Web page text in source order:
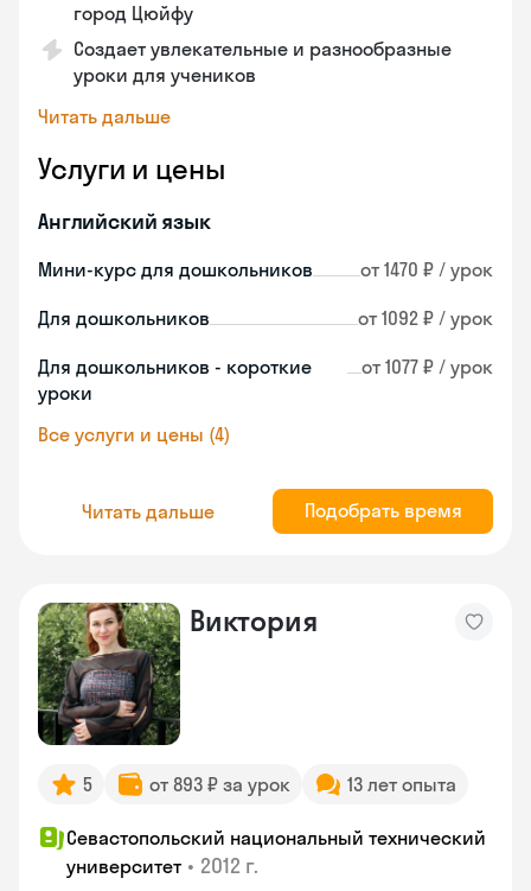
город Цюйфу
Создает увлекательные и разнообразные
уроки для учеников
Читать дальше
Услуги и цены
Английский язык
Мини-курс для дошкольников от 1470 ₽ / урок
Для дошкольников от 1092 ₽ / урок
Для дошкольников - короткие
уроки
от 1077 ₽ / урок
Все услуги и цены (4)
Читать дальше Подобрать время
Виктория
5 от 893 ₽ за урок 13 лет опыта
Севастопольский национальный технический
университет • 2012 г.